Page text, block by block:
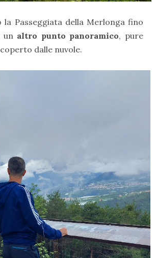
la Passeggiata della Merlonga fino
un altro punto panoramico, pure
dalle nuvole.